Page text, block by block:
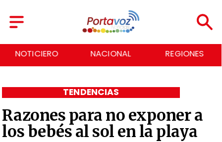
NACIONAL REGIONES ECONOMÍA
Razones para no exponer a
los bebés al sol en la playa
TENDENCIAS